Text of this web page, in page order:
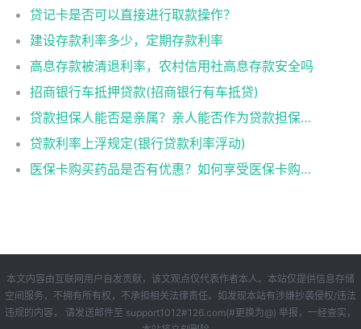
贷记卡是否可以直接进行取款操作？
建设存款利率多少，定期存款利率
高息存款被清退利率，农村信用社高息存款安全吗
招商银行车抵押贷款(招商银行有车抵贷)
贷款担保人能否是亲属？亲人能否作为贷款担保人？
贷款利率上浮规定(银行贷款利率浮动)
医保卡购买药品是否有优惠？如何享受医保卡购药优惠？
本文内容由互联网用户自发贡献，该文观点仅代表作者本人。本站仅提供信息存储
空间服务，不拥有所有权，不承担相关法律责任。如发现本站有涉嫌抄袭侵权/违法
违规的内容， 请发送邮件至 support1012#126.com(#更换为@) 举报，一经查实，